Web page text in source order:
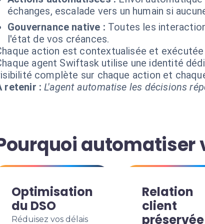
échanges, escalade vers un humain si
Gouvernance native : Toutes les
l'état de vos créances.
action est contextualisée et
agent Swiftask utilise une identité
complète sur chaque action et
retenir : L'agent automatise les décisions
Optimisation
du DSO
Réduisez vos délais
Relation
client
préservée